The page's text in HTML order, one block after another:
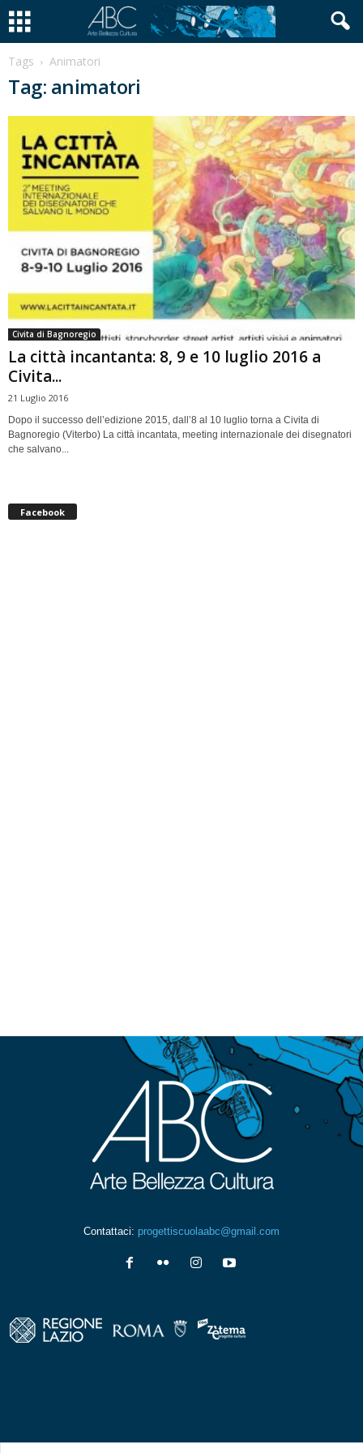
Tags Animatori
Tag: animatori
Civita di Bagnoregio
La città incantanta: 8, 9 e 10 luglio 2016 a
Civita...
21 Luglio 2016
Dopo il successo dell’edizione 2015, dall’8 al 10 luglio torna a Civita di
Bagnoregio (Viterbo) La città incantata, meeting internazionale dei disegnatori
che salvano...
Facebook
Contattaci: progettiscuolaabc@gmail.com